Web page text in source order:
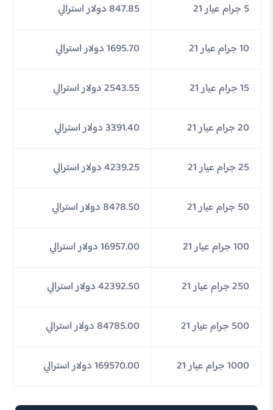
5 جرام عيار 21 847.85 دولار استرالي
10 جرام عيار 21 1695.70 دولار استرالي
15 جرام عيار 21 2543.55 دولار استرالي
20 جرام عيار 21 3391.40 دولار استرالي
25 جرام عيار 21 4239.25 دولار استرالي
50 جرام عيار 21 8478.50 دولار استرالي
100 جرام عيار 21 16957.00 دولار استرالي
250 جرام عيار 21 42392.50 دولار استرالي
500 جرام عيار 21 84785.00 دولار استرالي
1000 جرام عيار 21 169570.00 دولار استرالي